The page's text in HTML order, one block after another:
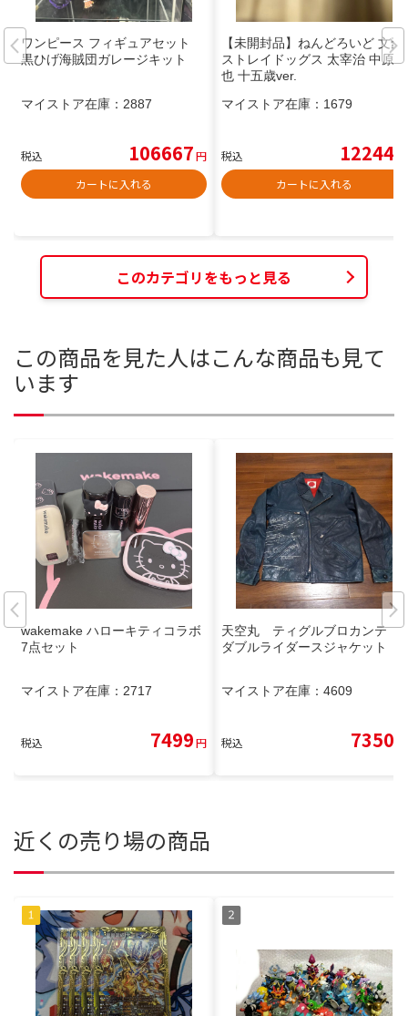
ワンピース フィギュアセット
黒ひげ海賊団ガレージキット
マイストア在庫： 2887
税込 106667円
カートに入れる
【未開封品】ねんどろいど 文豪
ストレイドッグス 太宰治 中原中
也 十五歳ver.
マイストア在庫： 1679
税込 12244
カートに入れる
このカテゴリをもっと見る
この商品を見た人はこんな商品も見て
います
wakemake ハローキティコラボ
7点セット
マイストア在庫： 2717
税込 7499円
天空丸 ティグルブロカンテ
ダブルライダースジャケット
マイストア在庫： 4609
税込 7350
近くの売り場の商品